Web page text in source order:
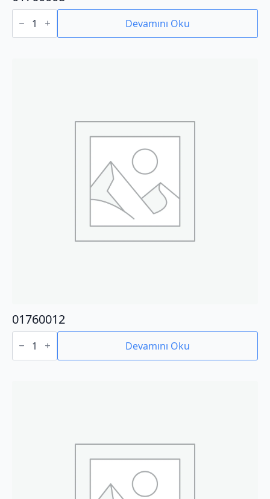
01760008
adet Devamını Oku
01760012
01760012
adet Devamını Oku